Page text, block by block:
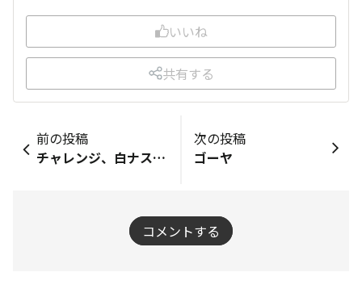
いいね
共有する
前の投稿
チャレンジ、白ナス作り❗️
次の投稿
ゴーヤ
コメントする